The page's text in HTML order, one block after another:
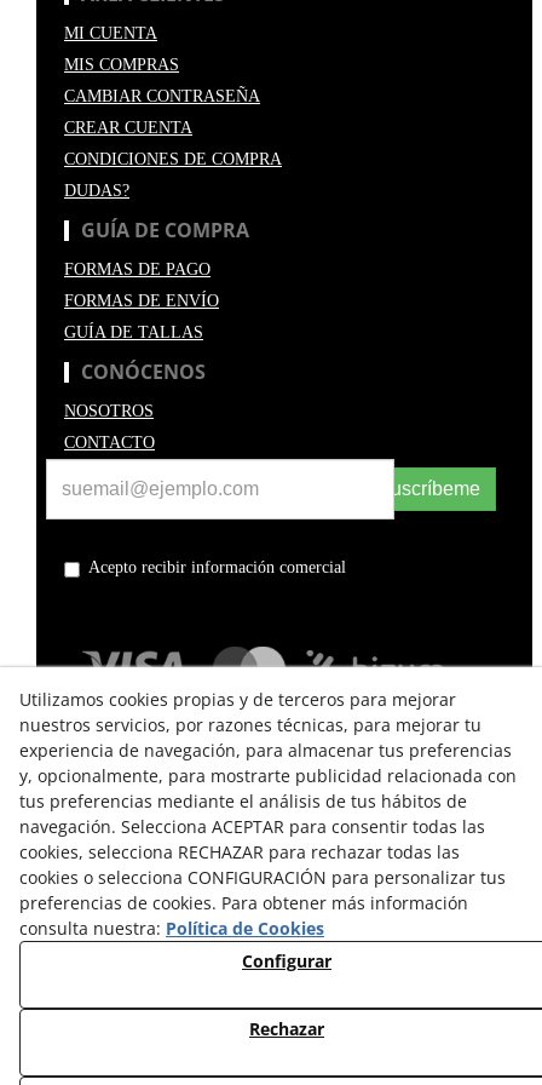
MI CUENTA
MIS COMPRAS
CAMBIAR CONTRASEÑA
CREAR CUENTA
CONDICIONES DE COMPRA
DUDAS?
GUÍA DE COMPRA
FORMAS DE PAGO
FORMAS DE ENVÍO
GUÍA DE TALLAS
CONÓCENOS
NOSOTROS
CONTACTO
Suscríbeme
Acepto recibir información comercial
TÉRMINOS Y CONDICIONES DE USO
POLÍTICA DE PRIVACIDAD
POLÍTICA DE COOKIES
Utilizamos cookies propias y de terceros para mejorar
nuestros servicios, por razones técnicas, para mejorar tu
experiencia de navegación, para almacenar tus preferencias
y, opcionalmente, para mostrarte publicidad relacionada con
tus preferencias mediante el análisis de tus hábitos de
navegación. Selecciona ACEPTAR para consentir todas las
cookies, selecciona RECHAZAR para rechazar todas las
cookies o selecciona CONFIGURACIÓN para personalizar tus
preferencias de cookies. Para obtener más información
consulta nuestra: Política de Cookies
Configurar
Rechazar